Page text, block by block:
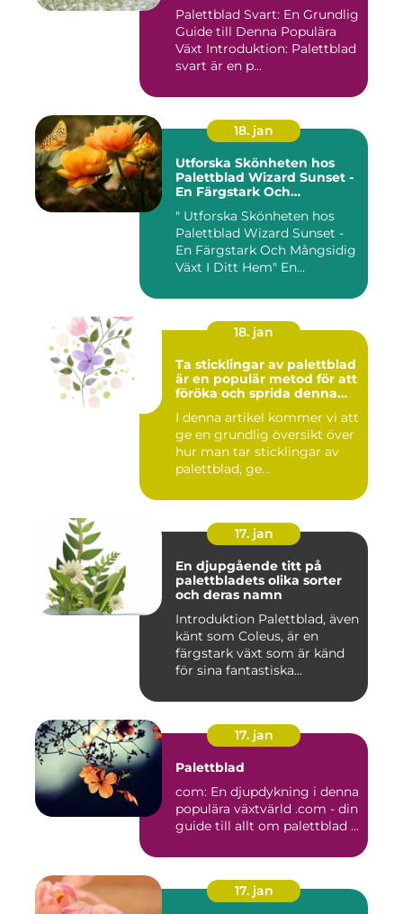
Palettblad Svart: En Grundlig
Guide till Denna Populära
Växt Introduktion: Palettblad
svart är en p...
18. jan
Utforska Skönheten hos
Palettblad Wizard Sunset -
En Färgstark Och
" Utforska Skönheten hos
Palettblad Wizard Sunset -
En Färgstark Och Mångsidig
Växt I Ditt Hem" En...
18. jan
Ta sticklingar av palettblad
är en populär metod för att
föröka och sprida denna
I denna artikel kommer vi att
ge en grundlig översikt över
hur man tar sticklingar av
palettblad, ge...
17. jan
En djupgående titt på
palettbladets olika sorter
och deras namn
Introduktion Palettblad, även
känt som Coleus, är en
färgstark växt som är känd
för sina fantastiska...
17. jan
Palettblad
com: En djupdykning i denna
populära växtvärld .com - din
guide till allt om palettblad ...
17. jan